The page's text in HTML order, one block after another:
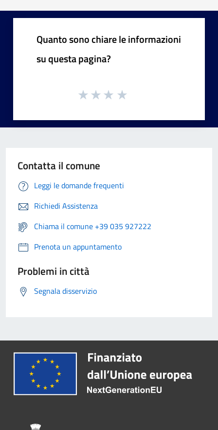
Quanto sono chiare le informazioni
su questa pagina?
Contatta il comune
Leggi le domande frequenti
Richiedi Assistenza
Chiama il comune +39 035 927222
Prenota un appuntamento
Problemi in città
Segnala disservizio